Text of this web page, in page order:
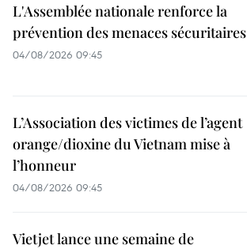
L'Assemblée nationale renforce la
prévention des menaces sécuritaires
04/08/2026 09:45
L’Association des victimes de l’agent
orange/dioxine du Vietnam mise à
l’honneur
04/08/2026 09:45
Vietjet lance une semaine de